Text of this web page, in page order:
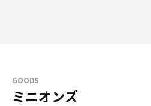
GOODS
ミニオンズ